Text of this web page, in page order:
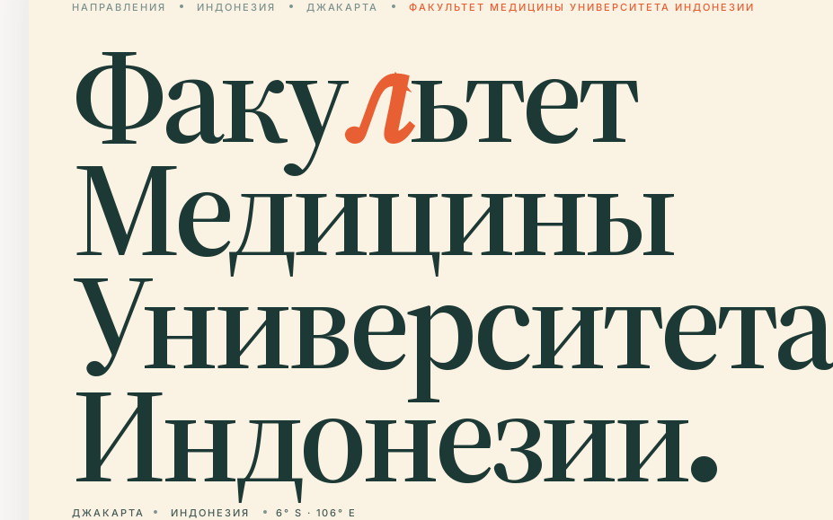
НАПРАВЛЕНИЯ ИНДОНЕЗИЯ ДЖАКАРТА ФАКУЛЬТЕТ МЕДИЦИНЫ УНИВЕРСИТЕТА ИНДОНЕЗИИ
Факультет
Медицины
Университета
Индонезии.
ДЖАКАРТА ИНДОНЕЗИЯ 6° S · 106° E